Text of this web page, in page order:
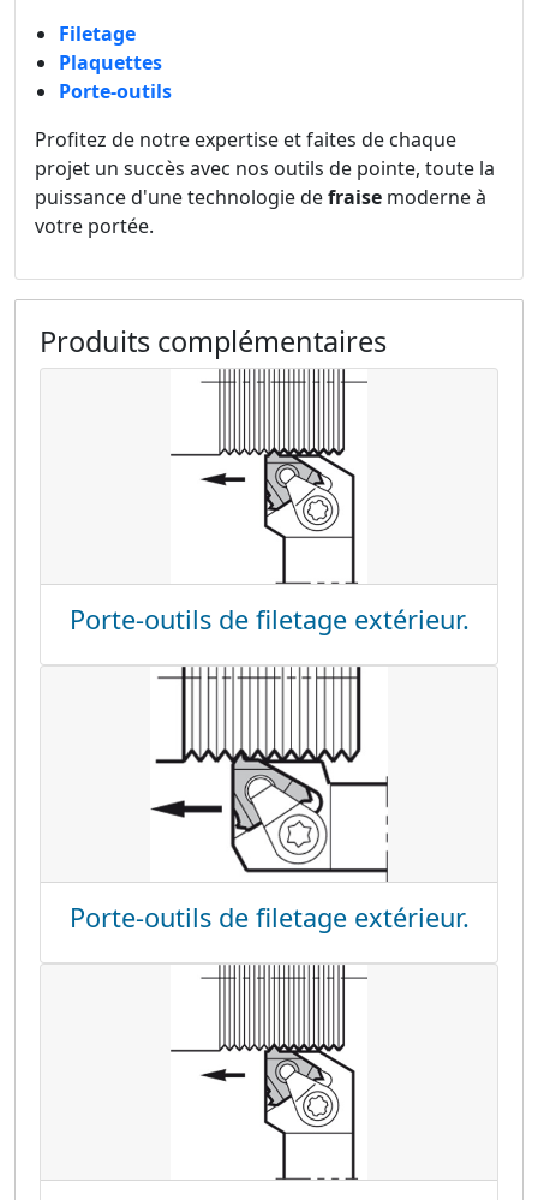
Filetage
Plaquettes
Porte-outils
Profitez de notre expertise et faites de chaque
projet un succès avec nos outils de pointe, toute la
puissance d'une technologie defraise moderne à
votre portée.
Produits complémentaires
Porte-outils de filetage extérieur.
Porte-outils de filetage extérieur.